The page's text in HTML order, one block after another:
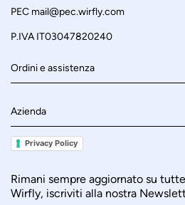
PEC mail@pec.wirfly.com
P.IVA IT03047820240
Ordini e assistenza
Azienda
Privacy Policy
Rimani sempre aggiornato su
Wirfly, iscriviti alla nostra